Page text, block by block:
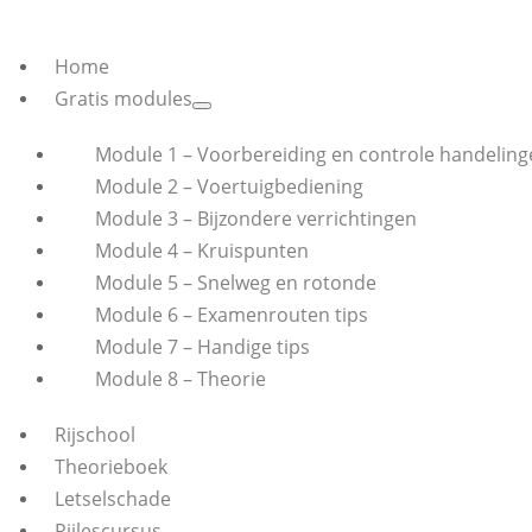
Home
Gratis modules
Module 1 – Voorbereiding en controle
Module 2 – Voertuigbediening
Module 3 – Bijzondere verrichtingen
Module 4 – Kruispunten
Module 5 – Snelweg en rotonde
Module 6 – Examenrouten tips
Module 7 – Handige tips
Module 8 – Theorie
Rijschool
Theorieboek
Letselschade